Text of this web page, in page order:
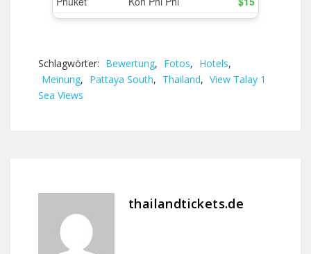
Schlagwörter: Bewertung, Fotos, Hotels,
Meinung, Pattaya South, Thailand, View Talay 1
Sea Views
thailandtickets.de